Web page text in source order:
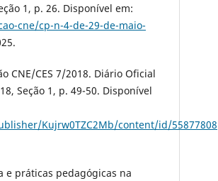
1, p. 26. Disponível em:
cne/cp-n-4-de-29-de-maio-
CNE/CES 7/2018. Diário Oficial
Seção 1, p. 49-50. Disponível
Kujrw0TZC2Mb/content/id/55877808
e práticas pedagógicas na